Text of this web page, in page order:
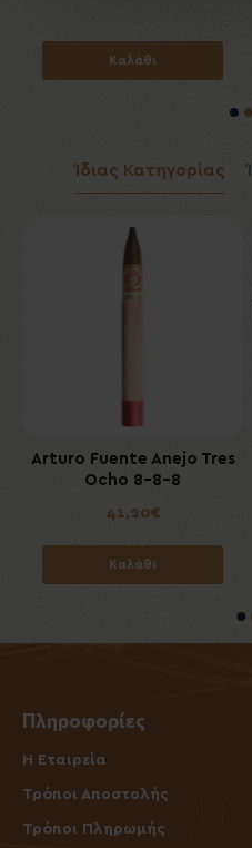
Καλάθι
Ίδιας Κατηγορίας
Arturo Fuente Anejo Tres
Ocho 8-8-8
41,20€
Καλάθι
Πληροφορίες
Η Εταιρεία
Τρόποι Αποστολής
Τρόποι Πληρωμής